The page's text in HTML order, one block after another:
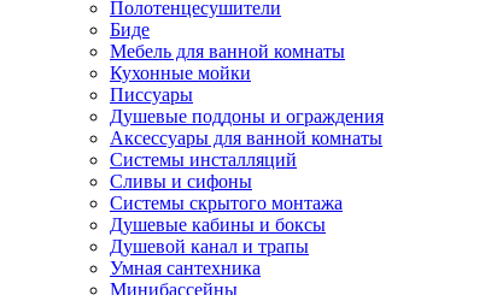
Полотенцесушители
Биде
Мебель для ванной комнаты
Кухонные мойки
Писсуары
Душевые поддоны и ограждения
Аксессуары для ванной комнаты
Системы инсталляций
Сливы и сифоны
Системы скрытого монтажа
Душевые кабины и боксы
Душевой канал и трапы
Умная сантехника
Минибассейны